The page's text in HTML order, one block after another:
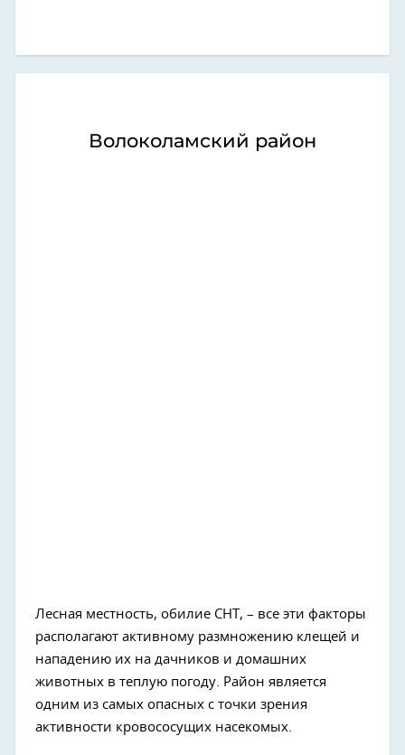
Волоколамский район
Лесная местность, обилие СНТ, – все эти факторы
располагают активному размножению клещей и
нападению их на дачников и домашних
животных в теплую погоду. Район является
одним из самых опасных с точки зрения
активности кровососущих насекомых.